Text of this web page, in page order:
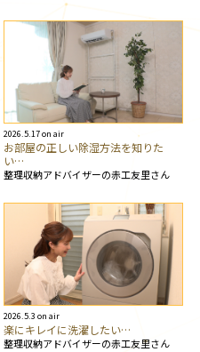
2026.5.17 on air
お部屋の正しい除湿方法を知りた
い…
整理収納アドバイザーの赤工友里さん
2026.5.3 on air
楽にキレイに洗濯したい…
整理収納アドバイザーの赤工友里さん